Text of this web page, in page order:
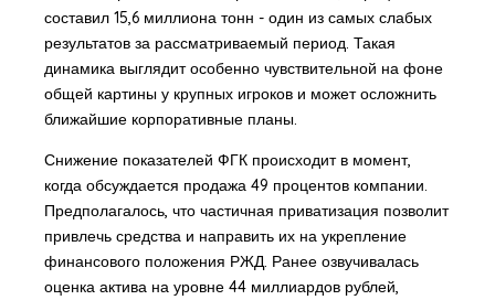
составил 15,6 миллиона тонн - один из самых слабых
результатов за рассматриваемый период. Такая
динамика выглядит особенно чувствительной на фоне
общей картины у крупных игроков и может осложнить
ближайшие корпоративные планы.
Снижение показателей ФГК происходит в момент,
когда обсуждается продажа 49 процентов компании.
Предполагалось, что частичная приватизация позволит
привлечь средства и направить их на укрепление
финансового положения РЖД. Ранее озвучивалась
оценка актива на уровне 44 миллиардов рублей,